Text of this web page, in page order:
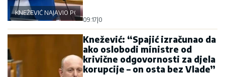
KNEŽEVIĆ NAJAVIO POLITIČKU BURU
09:17 0
Knežević: “Spajić izračunao da
ako oslobodi ministre od
krivične odgovornosti za djela
korupcije – on osta bez Vlade”